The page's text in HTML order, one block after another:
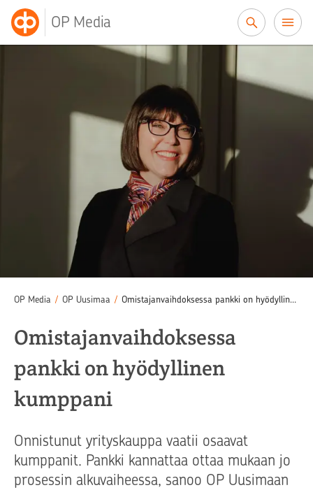
OP Media
OP Media / OP Uusimaa / Omistajanvaihdoksessa pankki on hyödyllinen kumppani
Omistajanvaihdoksessa
pankki on hyödyllinen
kumppani
Onnistunut yrityskauppa vaatii osaavat
kumppanit. Pankki kannattaa ottaa mukaan jo
prosessin alkuvaiheessa, sanoo OP Uusimaan